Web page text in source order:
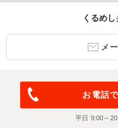
くるめ
メ
お電話
平日 9:00～